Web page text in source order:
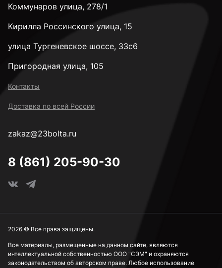
М42
М48
Высокопрочные М12
Высокопрочные М16
Коммунаров улица, 278/1
Кирилла Россинского улица, 15
улица Тургеневское шоссе, 33с6
Пригородная улица, 105
Контакты
Доставка по всей России
zakaz@23bolta.ru
8 (861) 205-90-30
Все материалы, размещенные на данном сайте, являются
интеллектуальной собственностью ООО "СЭМ" и охраняются
законодательством об авторском праве. Любое использование
2026 © Все права защищены.